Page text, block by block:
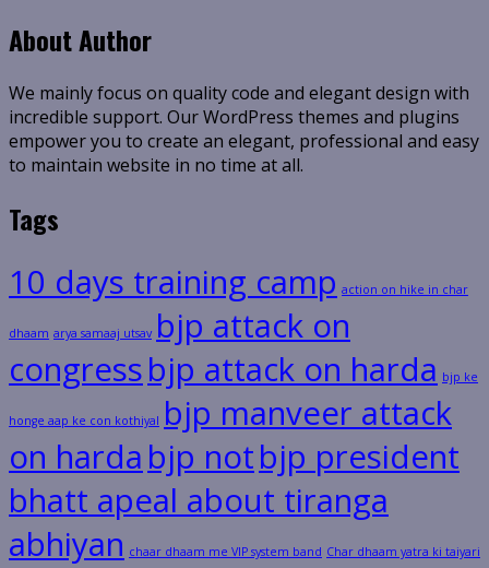
About Author
We mainly focus on quality code and elegant design with
incredible support. Our WordPress themes and plugins
empower you to create an elegant, professional and easy
to maintain website in no time at all.
Tags
10 days training camp action on hike in char
dhaam arya samaaj utsav bjp attack on
congressbjp attack on harda bjp ke
honge aap ke con kothiyal bjp manveer attack
on harda bjp notbjp president
bhatt apeal about tiranga
abhiyan chaar dhaam me VIP system band Char dhaam yatra ki taiyari